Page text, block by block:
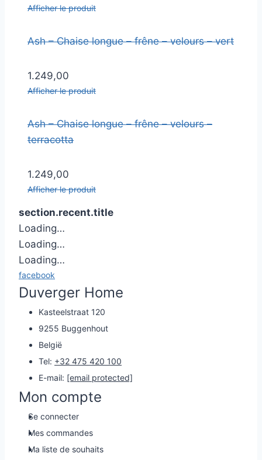
Afficher le produit
Ash – Chaise longue – frêne – velours – vert
1.249,00
Afficher le produit
Ash – Chaise longue – frêne – velours –
terracotta
1.249,00
Afficher le produit
section.recent.title
Loading…
Loading…
Loading…
facebook
Duverger Home
Kasteelstraat 120
9255 Buggenhout
België
Tel: +32 475 420 100
E-mail: [email protected]
Mon compte
Se connecter
Mes commandes
Ma liste de souhaits